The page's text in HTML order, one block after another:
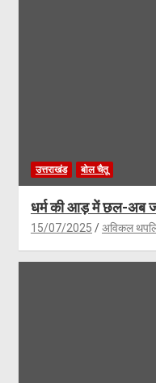
उत्तराखंड बोल चैतू
धर्म की आड़ में छल-अब
15/07/2025 अविकल